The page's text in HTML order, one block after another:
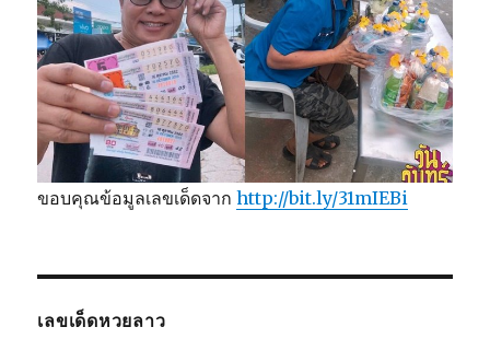
ขอบคุณข้อมูลเลขเด็ดจากhttp://bit.ly/31mIEBi
เลขเด็ดหวยลาว